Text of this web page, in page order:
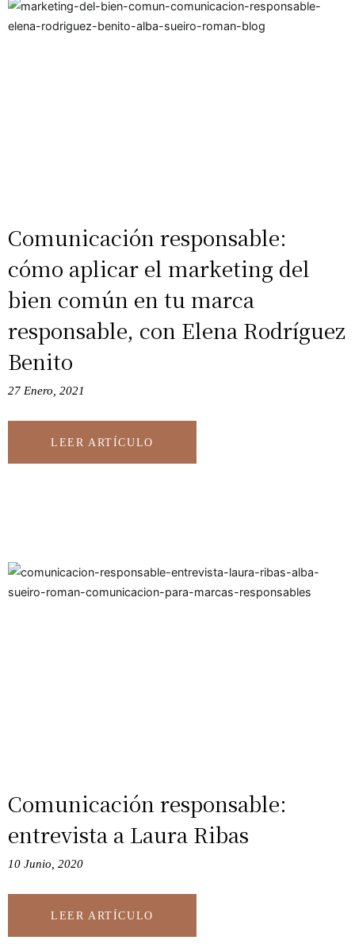
Comunicación responsable:
cómo aplicar el marketing del
bien común en tu marca
responsable, con Elena Rodríguez
Benito
27 Enero, 2021
LEER ARTÍCULO
Comunicación responsable:
entrevista a Laura Ribas
10 Junio, 2020
LEER ARTÍCULO